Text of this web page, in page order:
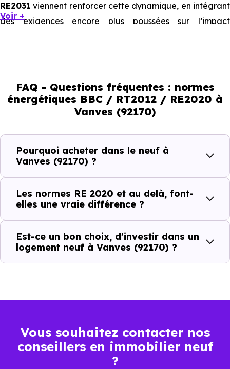
RE2031 viennent renforcer cette dynamique, en intégrant
des exigences encore plus poussées sur l’impact
En résumé :
l’immobilier neuf
BBC, RT2012, RE2020
et phoniques
Confort en toute
Économies
mensuelles sur les
factures
luminosité
…
Voir +
FAQ - Questions fréquentes : normes
énergétiques BBC / RT2012 / RE2020 à
Vanves (92170)
Pourquoi acheter dans le neuf à
Vanves (92170) ?
Les normes RE 2020 et au delà, font-
elles une vraie différence ?
Est-ce un bon choix, d'investir dans un
logement neuf à Vanves (92170) ?
Vous souhaitez contacter nos
conseillers en immobilier neuf
?